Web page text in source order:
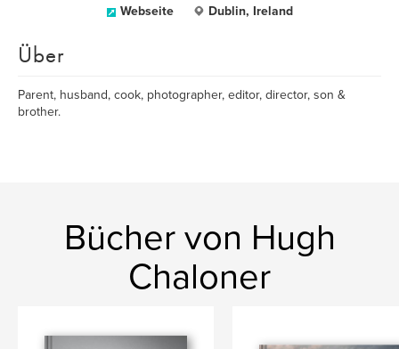
Webseite Dublin, Ireland
Über
Parent, husband, cook, photographer, editor, director, son &
brother.
Bücher von Hugh
Chaloner